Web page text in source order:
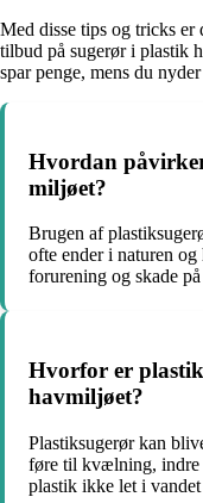
Med disse tips og tricks er
tilbud på sugerør i plastik
spar penge, mens du
Hvordan
miljøet?
Brugen af
ofte ender i naturen
forurening og skade
Hvorfor er
havmiljøet?
Plastiksugerør kan
føre til kvælning, indre
plastik ikke let i